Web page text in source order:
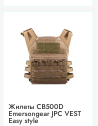
Жилеты CB500D
Emersongear JPC VEST
Easy style